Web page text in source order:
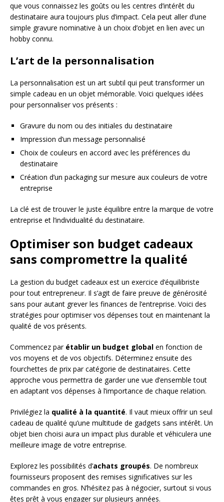
que vous connaissez les goûts ou les centres d’intérêt du
destinataire aura toujours plus d’impact. Cela peut aller d’une
simple gravure nominative à un choix d’objet en lien avec un
hobby connu.
L’art de la personnalisation
La personnalisation est un art subtil qui peut transformer un
simple cadeau en un objet mémorable. Voici quelques idées
pour personnaliser vos présents :
Gravure du nom ou des initiales du destinataire
Impression d’un message personnalisé
Choix de couleurs en accord avec les préférences du
destinataire
Création d’un packaging sur mesure aux couleurs de votre
entreprise
La clé est de trouver le juste équilibre entre la marque de votre
entreprise et l’individualité du destinataire.
Optimiser son budget cadeaux
sans compromettre la qualité
La gestion du budget cadeaux est un exercice d’équilibriste
pour tout entrepreneur. Il s’agit de faire preuve de générosité
sans pour autant grever les finances de l’entreprise. Voici des
stratégies pour optimiser vos dépenses tout en maintenant la
qualité de vos présents.
Commencez par établir un budget global en fonction de
vos moyens et de vos objectifs. Déterminez ensuite des
fourchettes de prix par catégorie de destinataires. Cette
approche vous permettra de garder une vue d’ensemble tout
en adaptant vos dépenses à l’importance de chaque relation.
Privilégiez la qualité à la quantité. Il vaut mieux offrir un seul
cadeau de qualité qu’une multitude de gadgets sans intérêt. Un
objet bien choisi aura un impact plus durable et véhiculera une
meilleure image de votre entreprise.
Explorez les possibilités d’achats groupés. De nombreux
fournisseurs proposent des remises significatives sur les
commandes en gros. N’hésitez pas à négocier, surtout si vous
êtes prêt à vous engager sur plusieurs années.